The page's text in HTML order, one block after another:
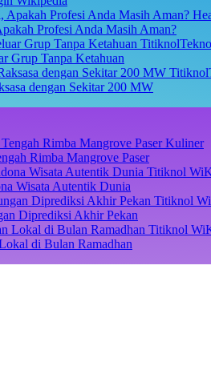
Profesi Anda Masih Aman?
TitiknolTekno
Grup Tanpa Ketahuan
dengan Sekitar 200 MW
Kuliner
Rimba Mangrove Paser
Titiknol
Wisata Autentik Dunia
Titiknol
Diprediksi Akhir Pekan
Titiknol
di Bulan Ramadhan